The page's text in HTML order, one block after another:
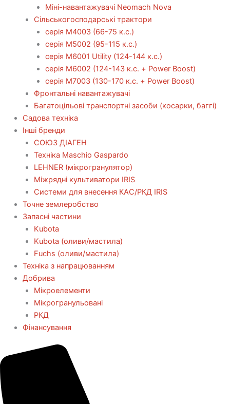
Міні-навантажувачі Neomach Nova
Сільськогосподарські трактори
серія М4003 (66-75 к.с.)
серія М5002 (95-115 к.с.)
серія M6001 Utility (124-144 к.с.)
серія М6002 (124-143 к.с. + Power Boost)
серія М7003 (130-170 к.с. + Power Boost)
Фронтальні навантажувачі
Багатоцільові транспортні засоби (косарки, баггі)
Садова техніка
Інші бренди
СОЮЗ ДІАГЕН
Техніка Maschio Gaspardo
LEHNER (мікрогранулятор)
Міжрядні культиватори IRIS
Системи для внесення КАС/РКД IRIS
Точне землеробство
Запасні частини
Kubota
Kubota (оливи/мастила)
Fuchs (оливи/мастила)
Техніка з напрацюванням
Добрива
Мікроелементи
Мікрогранульовані
РКД
Фінансування